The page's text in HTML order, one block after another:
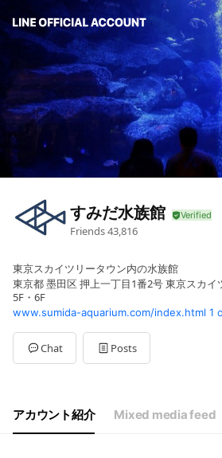
すみだ水族館
Friends43,816
東京スカイツリータウン内の水族館
東京都 墨田区 押上一丁目1番2号 東京スカ
5F・6F
www.sumida-aquarium.com/index.html 1
Chat Posts
アカウント紹介 Mixed media feed